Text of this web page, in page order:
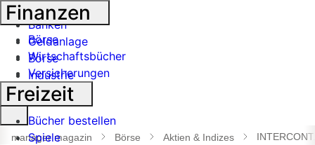
Handel
Banken
Geldanlage
Börse
Industrie
Suche
öffnen
manager magazin Börse Aktien & Indizes
Finanzen
Börse
Wirtschaftsbücher
Versicherungen
Freizeit
Bücher bestellen
Spiele